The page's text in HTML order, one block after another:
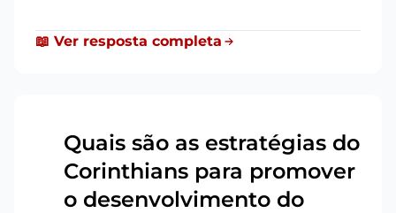
📖 Ver resposta completa
Quais são as estratégias do
Corinthians para promover
o desenvolvimento do